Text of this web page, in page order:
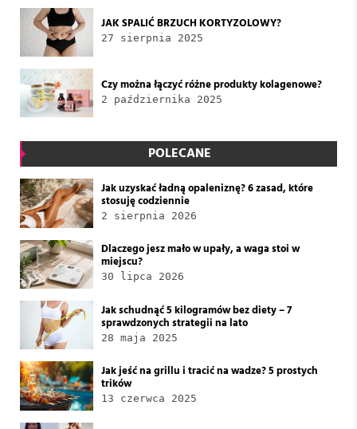
JAK SPALIĆ BRZUCH KORTYZOLOWY?
27 sierpnia 2025
Czy można łączyć różne produkty kolagenowe?
2 października 2025
POLECANE
Jak uzyskać ładną opaleniznę? 6 zasad, które
stosuję codziennie
2 sierpnia 2026
Dlaczego jesz mało w upały, a waga stoi w
miejscu?
30 lipca 2026
Jak schudnąć 5 kilogramów bez diety – 7
sprawdzonych strategii na lato
28 maja 2025
Jak jeść na grillu i tracić na wadze? 5 prostych
trików
13 czerwca 2025